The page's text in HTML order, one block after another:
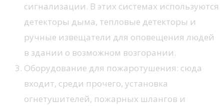
сигнализации. В этих системах используются
детекторы дыма, тепловые детекторы и
ручные извещатели для оповещения людей
в здании о возможном возгорании.
Оборудование для пожаротушения: сюда
входит, среди прочего, установка
огнетушителей, пожарных шлангов и